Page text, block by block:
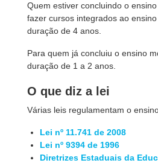
Quem estiver concluindo o
fazer cursos integrados ao
duração de 4 anos.
Para quem já concluiu o ensino
duração de 1 a 2 anos.
O que diz a lei
Várias leis regulamentam o
Lei nº 11.741 de 2008
Lei nº 9394 de 1996
Diretrizes Estaduais da